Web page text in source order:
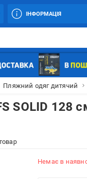
ІНФОРМАЦІЯ
Пляжний одяг дитячий
SOLID 128
Немає в